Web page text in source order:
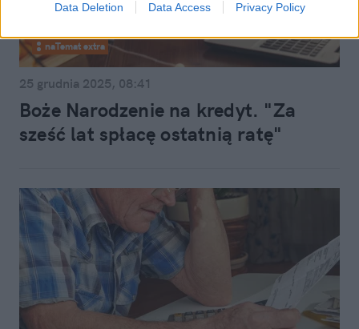
Data Deletion Data Access Privacy Policy
naTemat extra
25 grudnia 2025, 08:41
Boże Narodzenie na kredyt. "Za
sześć lat spłacę ostatnią ratę"